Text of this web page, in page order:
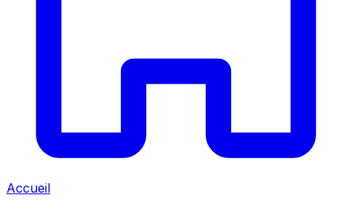
Accueil